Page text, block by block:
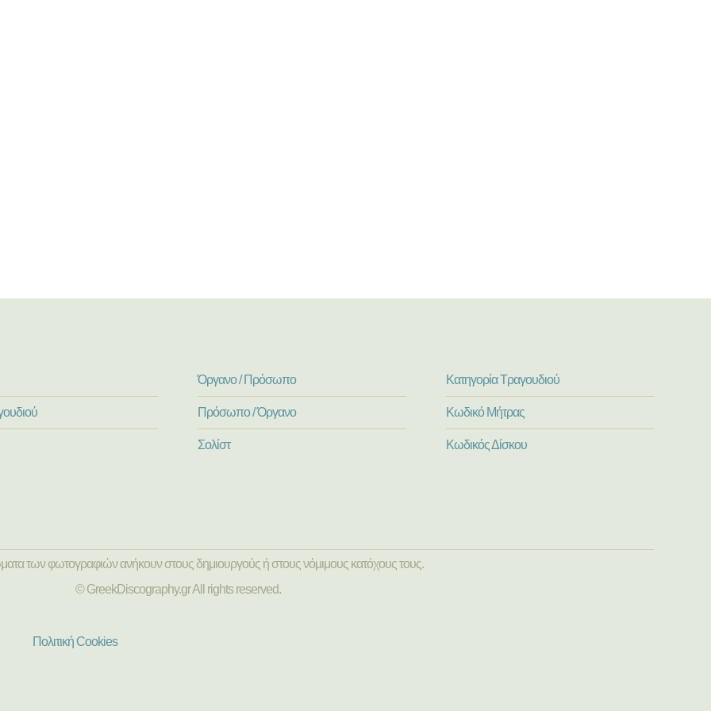
Όργανο / Πρόσωπο
Πρόσωπο / Όργανο
Σολίστ
Κατηγορία Τραγουδιού
Κωδικό Μήτρας
Κωδικός Δίσκου
των φωτογραφιών ανήκουν στους δημιουργούς ή στους νόμιμους κατόχους τους.
© GreekDiscography.gr All rights reserved.
Πολιτική Cookies